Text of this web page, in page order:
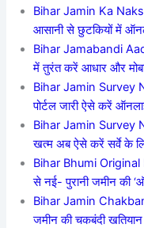
Bihar Jamin Ka
आसानी से छुटकियों में
Bihar Jamabandi
में तुरंत करें आधार और
Bihar Jamin Survey
पोर्टल जारी ऐसे करें
Bihar Jamin Survey
खत्म अब ऐसे करें सर्वे के
Bihar Bhumi Original
से नई- पुरानी जमीन की
Bihar Jamin
जमीन की चकबंदी